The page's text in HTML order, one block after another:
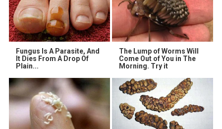
Fungus Is A Parasite, And
It Dies From A Drop Of
Plain...
The Lump of Worms Will
Come Out of You in The
Morning. Try it